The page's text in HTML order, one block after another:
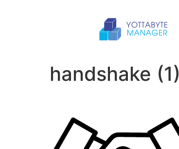
handshake (1)